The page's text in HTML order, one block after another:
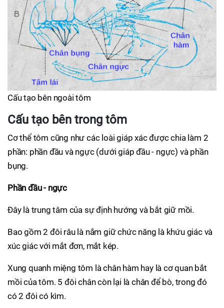
Cấu tạo bên ngoài tôm
Cấu tạo bên trong tôm
Cơ thể tôm cũng như các loài giáp xác được chia làm 2
phần: phần đầu và ngực (dưới giáp đầu - ngực) và phần
bụng.
Phần đầu - ngực
Đây là trung tâm của sự định hướng và bắt giữ mồi.
Bao gồm 2 đôi râu là nắm giữ chức năng là khứu giác và
xúc giác với mắt đơn, mắt kép.
Xung quanh miệng tôm là chân hàm hay là cơ quan bắt
mồi của tôm. 5 đôi chân còn lại là chân để bò, trong đó
có 2 đôi có kìm.